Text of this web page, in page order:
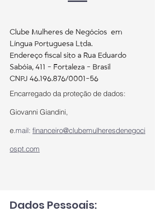
Clube Mulheres de Negócios em
Língua Portuguesa Ltda.
Endereço fiscal sito a Rua Eduardo
Sabóia, 411 - Fortaleza - Brasil
CNPJ 46.196.876/0001-56​​​
Encarregado da proteção de dados:
Giovanni Giandini,
e.mail: financeiro@clubemulheresdenegoci
ospt.com
Dados Pessoais: